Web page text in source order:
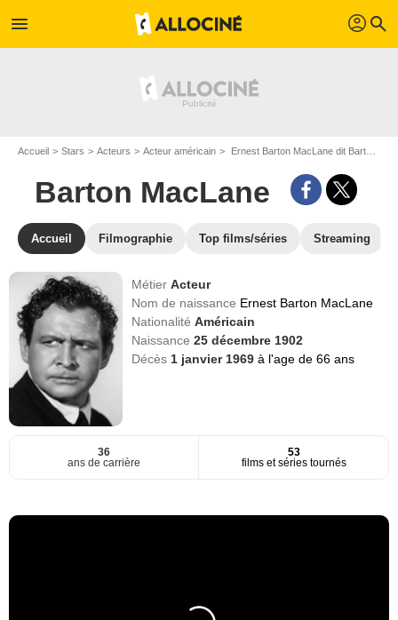
menu profil search
Accueil Stars Acteurs Acteur américain Ernest Barton MacLane dit Barton MacLane
Barton MacLane
Accueil Filmographie Top films/séries Streaming
MétierActeur
Nom de naissance Ernest Barton MacLane
NationalitéAméricain
Naissance25 décembre 1902
Décès 1 janvier 1969à l'age de 66 ans
36
ans de carrière
53
films et séries tournés